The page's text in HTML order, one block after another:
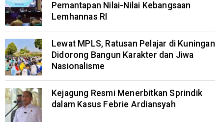
Pemantapan Nilai-Nilai Kebangsaan
Lemhannas RI
Lewat MPLS, Ratusan Pelajar di Kuningan
Didorong Bangun Karakter dan Jiwa
Nasionalisme
Kejagung Resmi Menerbitkan Sprindik
dalam Kasus Febrie Ardiansyah